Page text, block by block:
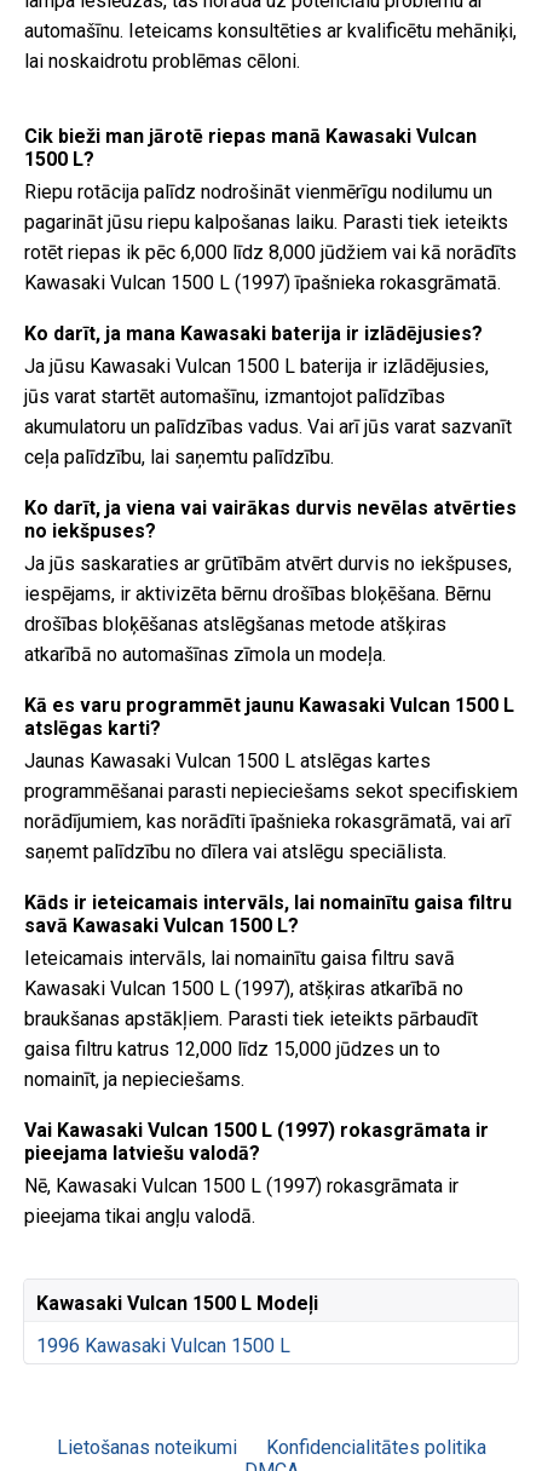
automašīnu. Ieteicams konsultēties ar kvalificētu mehāniķi,
lai noskaidrotu problēmas cēloni.
Cik bieži man jārotē riepas manā Kawasaki Vulcan
1500 L?
Riepu rotācija palīdz nodrošināt vienmērīgu nodilumu un
pagarināt jūsu riepu kalpošanas laiku. Parasti tiek ieteikts
rotēt riepas ik pēc 6,000 līdz 8,000 jūdžiem vai kā norādīts
Kawasaki Vulcan 1500 L (1997) īpašnieka rokasgrāmatā.
Ko darīt, ja mana Kawasaki baterija ir izlādējusies?
Ja jūsu Kawasaki Vulcan 1500 L baterija ir izlādējusies,
jūs varat startēt automašīnu, izmantojot palīdzības
akumulatoru un palīdzības vadus. Vai arī jūs varat sazvanīt
ceļa palīdzību, lai saņemtu palīdzību.
Ko darīt, ja viena vai vairākas durvis nevēlas atvērties
no iekšpuses?
Ja jūs saskaraties ar grūtībām atvērt durvis no iekšpuses,
iespējams, ir aktivizēta bērnu drošības bloķēšana. Bērnu
drošības bloķēšanas atslēgšanas metode atšķiras
atkarībā no automašīnas zīmola un modeļa.
Kā es varu programmēt jaunu Kawasaki Vulcan 1500 L
atslēgas karti?
Jaunas Kawasaki Vulcan 1500 L atslēgas kartes
programmēšanai parasti nepieciešams sekot specifiskiem
norādījumiem, kas norādīti īpašnieka rokasgrāmatā, vai arī
saņemt palīdzību no dīlera vai atslēgu speciālista.
Kāds ir ieteicamais intervāls, lai nomainītu gaisa filtru
savā Kawasaki Vulcan 1500 L?
Ieteicamais intervāls, lai nomainītu gaisa filtru savā
Kawasaki Vulcan 1500 L (1997), atšķiras atkarībā no
braukšanas apstākļiem. Parasti tiek ieteikts pārbaudīt
gaisa filtru katrus 12,000 līdz 15,000 jūdzes un to
nomainīt, ja nepieciešams.
Vai Kawasaki Vulcan 1500 L (1997) rokasgrāmata ir
pieejama latviešu valodā?
Nē, Kawasaki Vulcan 1500 L (1997) rokasgrāmata ir
pieejama tikai angļu valodā.
Kawasaki Vulcan 1500 L Modeļi
1996 Kawasaki Vulcan 1500 L
Lietošanas noteikumi
Konfidencialitātes politika